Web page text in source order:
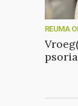
REUMA